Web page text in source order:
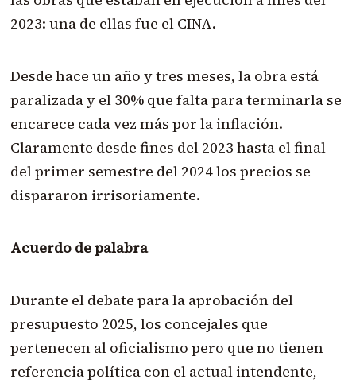
2023: una de ellas fue el CINA.
Desde hace un año y tres meses, la obra está
paralizada y el 30% que falta para terminarla se
encarece cada vez más por la inflación.
Claramente desde fines del 2023 hasta el final
del primer semestre del 2024 los precios se
dispararon irrisoriamente.
Acuerdo de palabra
Durante el debate para la aprobación del
presupuesto 2025, los concejales que
pertenecen al oficialismo pero que no tienen
referencia política con el actual intendente,